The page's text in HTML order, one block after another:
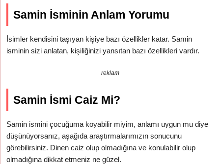
Samin İsminin Anlam Yorumu
İsimler kendisini taşıyan kişiye bazı özellikler katar. Samin
isminin sizi anlatan, kişiliğinizi yansıtan bazı özellikleri vardır.
reklam
Samin İsmi Caiz Mi?
Samin ismini çocuğuma koyabilir miyim, anlamı uygun mu diye
düşünüyorsanız, aşağıda araştırmalarımızın sonucunu
görebilirsiniz. Dinen caiz olup olmadığına ve konulabilir olup
olmadığına dikkat etmeniz ne güzel.